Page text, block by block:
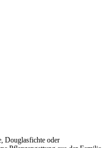
Douglasfichte oder